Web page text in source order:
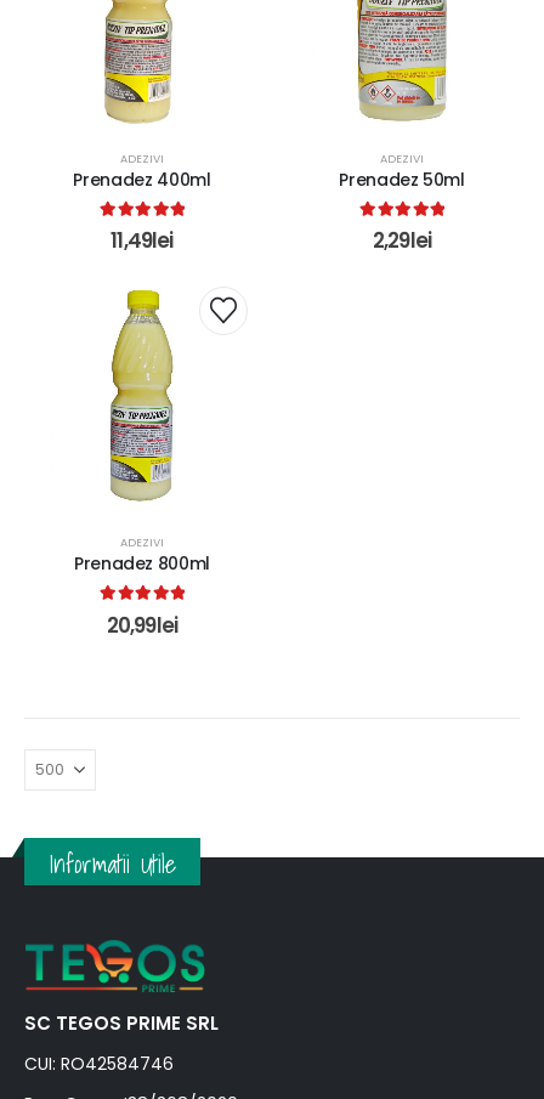
ADEZIVI
Prenadez 400ml
5.00 out of 5
11,49lei
ADEZIVI
Prenadez 50ml
5.00 out of 5
2,29lei
ADEZIVI
Prenadez 800ml
5.00 out of 5
20,99lei
Informatii Utile
SC TEGOS PRIME SRL
CUI: RO42584746